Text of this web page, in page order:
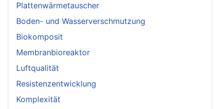
Plattenwärmetauscher
Boden- und Wasserverschmutzung
Biokomposit
Membranbioreaktor
Luftqualität
Resistenzentwicklung
Komplexität